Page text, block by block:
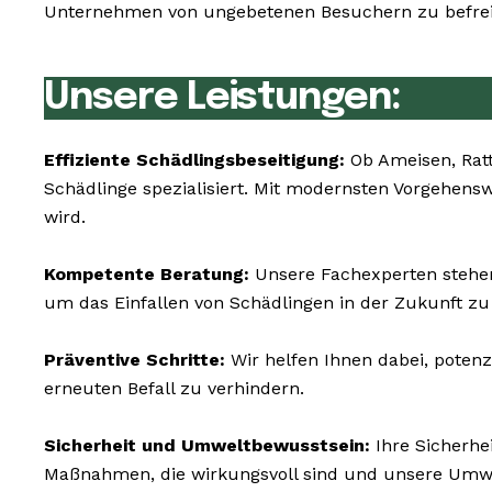
Unternehmen von ungebetenen Besuchern zu
Unsere Leistungen:
Effiziente Schädlingsbeseitigung: Ob Ameisen,
Schädlinge spezialisiert. Mit modernsten
wird.
Kompetente Beratung: Unsere Fachexperten
um das Einfallen von Schädlingen in der Zukunft
Präventive Schritte: Wir helfen Ihnen dabei,
erneuten Befall zu verhindern.
Sicherheit und Umweltbewusstsein: Ihre
Maßnahmen, die wirkungsvoll sind und unsere